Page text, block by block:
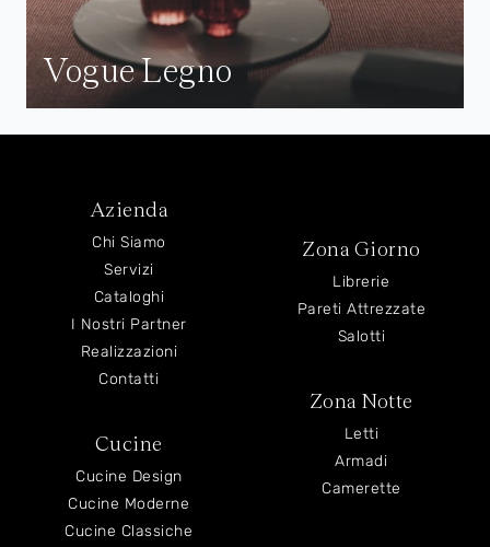
Vogue Legno
Azienda
Chi Siamo
Servizi
Cataloghi
I Nostri Partner
Realizzazioni
Contatti
Cucine
Cucine Design
Cucine Moderne
Cucine Classiche
Zona Giorno
Librerie
Pareti Attrezzate
Salotti
Zona Notte
Letti
Armadi
Camerette